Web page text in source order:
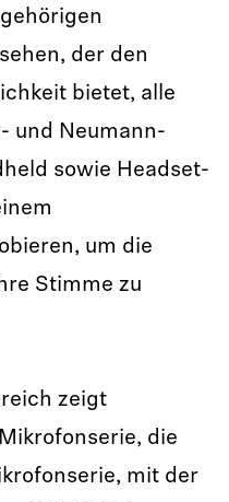
der den
bietet, alle
und Neumann-
sowie Headset-
um die
Stimme zu
zeigt
die
mit der